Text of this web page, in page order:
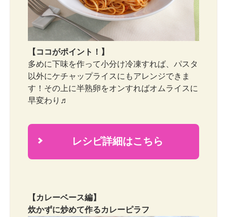
【ココがポイント！】
多めに下味を作って小分け冷凍すれば、パスタ
以外にケチャップライスにもアレンジできま
す！その上に半熟卵をオンすればオムライスに
早変わり♬
2 レシピ詳細はこちら
【カレーベース編】
炊かずに炒めて作るカレーピラフ